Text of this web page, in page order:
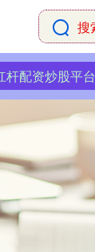
杆配资炒股平台